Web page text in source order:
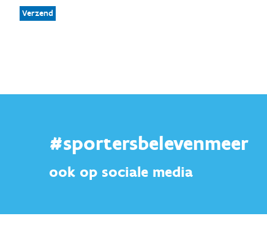
Verzend
#sportersbelevenmeer
ook op sociale media